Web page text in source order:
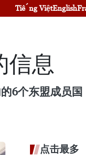
Tiếng ViệtEnglish
信息
6个东盟成员
点击最多